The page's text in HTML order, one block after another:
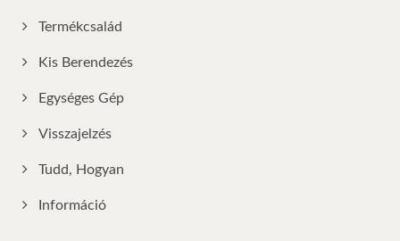
Termékcsalád
Kis Berendezés
Egységes Gép
Visszajelzés
Tudd, Hogyan
Információ